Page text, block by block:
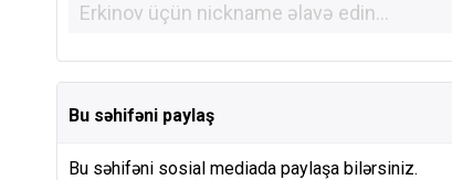
Bu səhifəni paylaş
Bu səhifəni sosial mediada paylaşa bilərsiniz.